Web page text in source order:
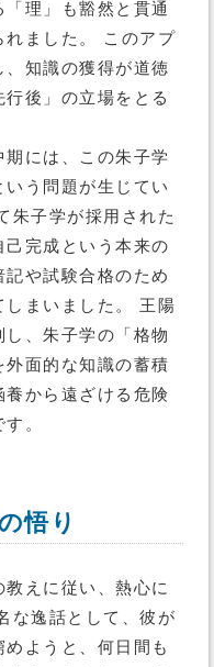
理」も豁然と貫通
れました。 このアプ
知識の獲得が道徳
後」の立場をとる
期には、この朱子学
う問題が生じてい
朱子学が採用された
完成という本来の
や試験合格のため
まいました。 王陽
、朱子学の「格物
面的な知識の蓄積
から遠ざける危険
。
悟り
えに従い、熱心に
な逸話として、彼が
ようと、何日間も